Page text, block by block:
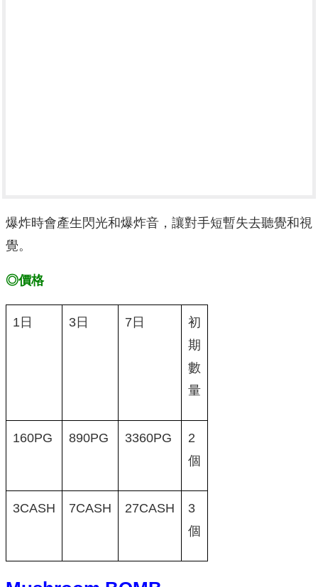
爆炸時會產生閃光和爆炸音，讓對手短暫失去聽覺和視
覺。
◎價格
1日 3日 7日
初
期
數
量
160PG 890PG 3360PG
2
個
3CASH 7CASH 27CASH
3
個